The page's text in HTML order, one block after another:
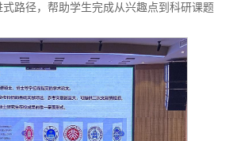
路径，帮助学生完成从兴趣点到科研课题